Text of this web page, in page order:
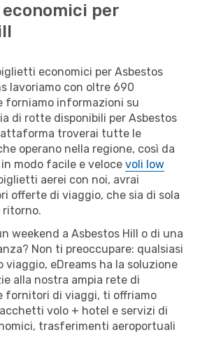
per
economici per Asbestos
lavoriamo con oltre 690
forniamo informazioni su
di rotte disponibili per Asbestos
troverai tutte le
operano nella regione, così da
modo facile e veloce voli low
aerei con noi, avrai
offerte di viaggio, che sia di sola
ritorno.
weekend a Asbestos Hill o di una
Non ti preoccupare: qualsiasi
viaggio, eDreams ha la soluzione
alla nostra ampia rete di
fornitori di viaggi, ti offriamo
volo + hotel e servizi di
trasferimenti aeroportuali